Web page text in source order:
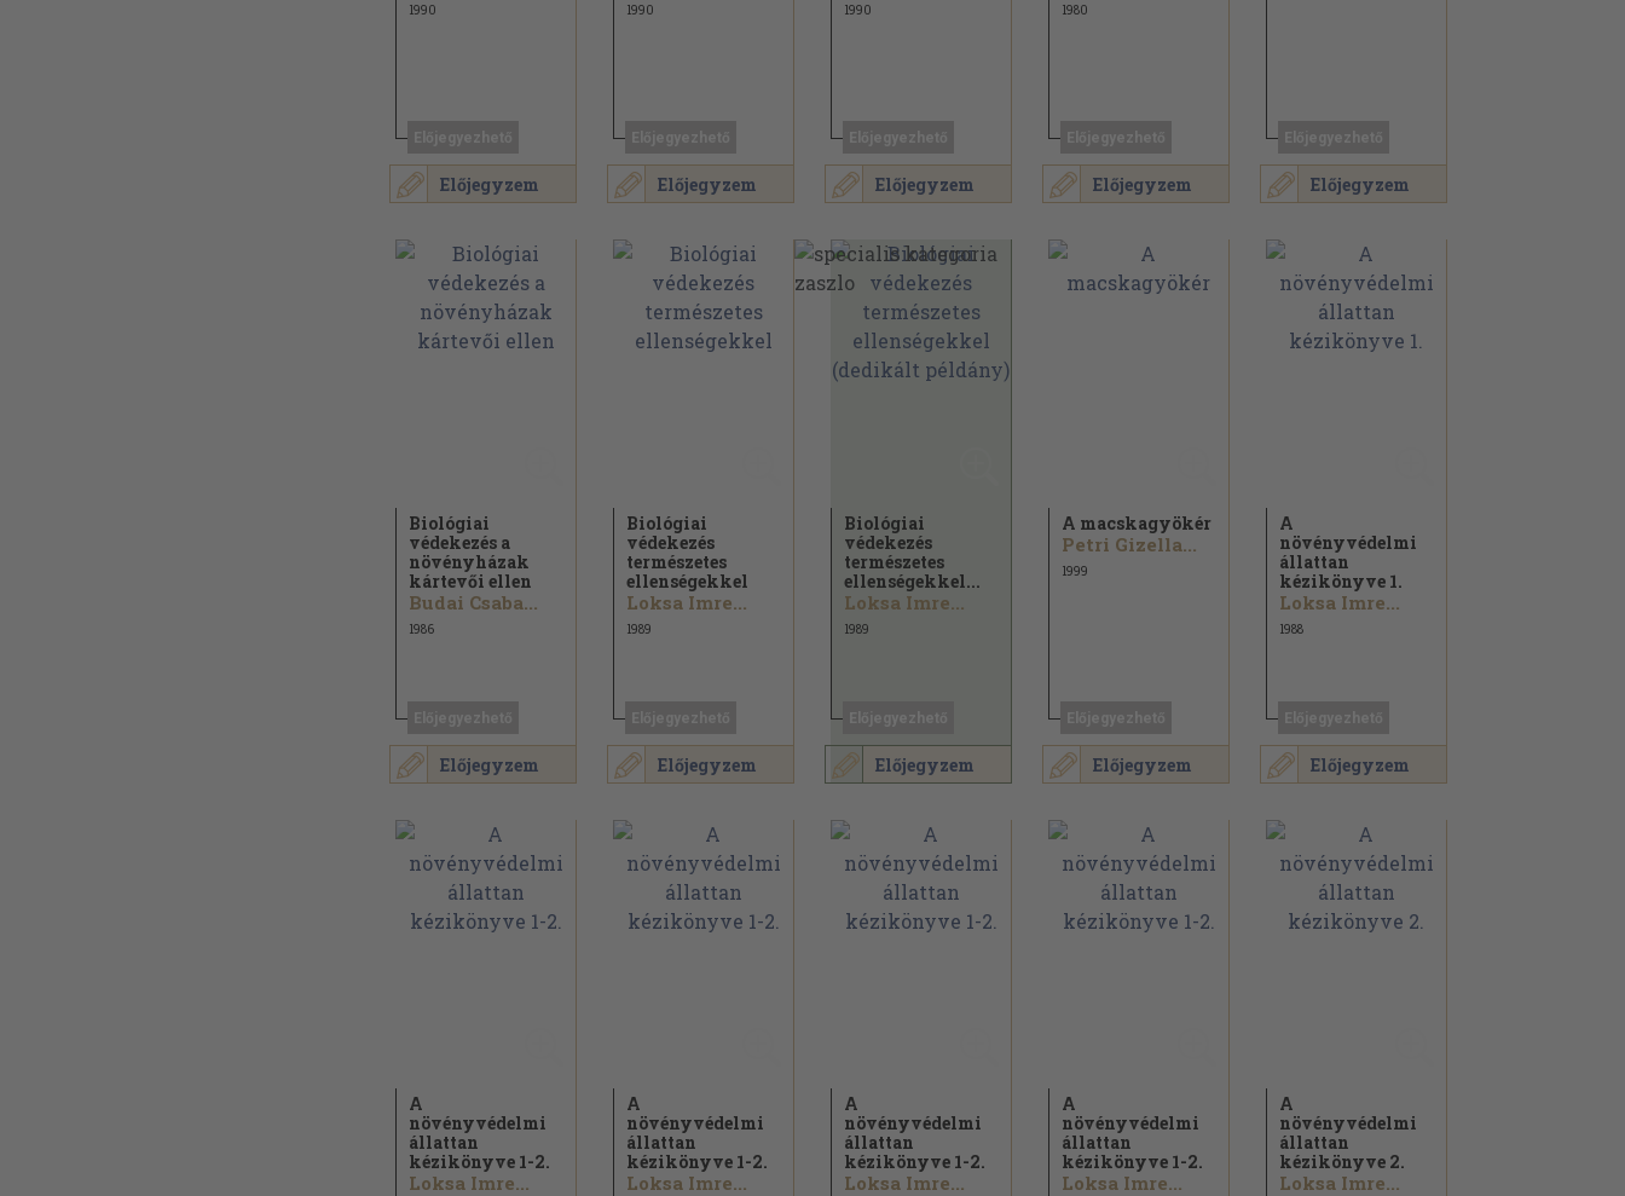
Előjegyzem
1990
Előjegyzem
1990
Előjegyzem
1990
Előjegyzem
1980
Előjegyzem
Előjegyzem
Biológiai
védekezés a
növényházak
kártevői ellen
Budai Csaba...
1986
Előjegyzem
Biológiai
védekezés
természetes
ellenségekkel
Loksa Imre...
1989
Előjegyzem
Biológiai
védekezés
természetes
ellenségekkel...
Loksa Imre...
1989
Előjegyzem
A macskagyökér
Petri Gizella...
1999
Előjegyzem
A
növényvédelmi
állattan
kézikönyve 1.
Loksa Imre...
1988
A
növényvédelmi
állattan
kézikönyve 1-2.
Loksa Imre...
A
növényvédelmi
állattan
kézikönyve 1-2.
Loksa Imre...
A
növényvédelmi
állattan
kézikönyve 1-2.
Loksa Imre...
A
növényvédelmi
állattan
kézikönyve 1-2.
Loksa Imre...
A
növényvédelmi
állattan
kézikönyve 2.
Loksa Imre...